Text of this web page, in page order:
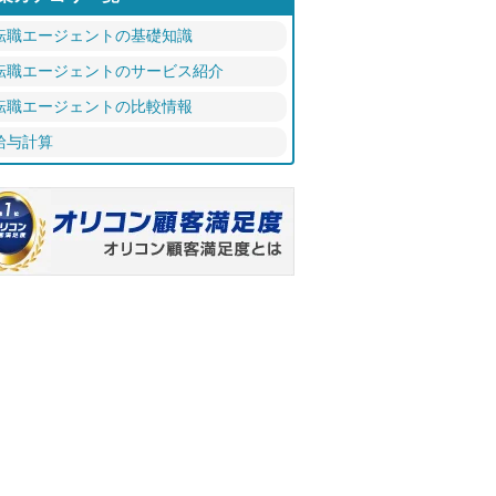
職エージェントの基礎知識
職エージェントのサービス紹介
職エージェントの比較情報
与計算